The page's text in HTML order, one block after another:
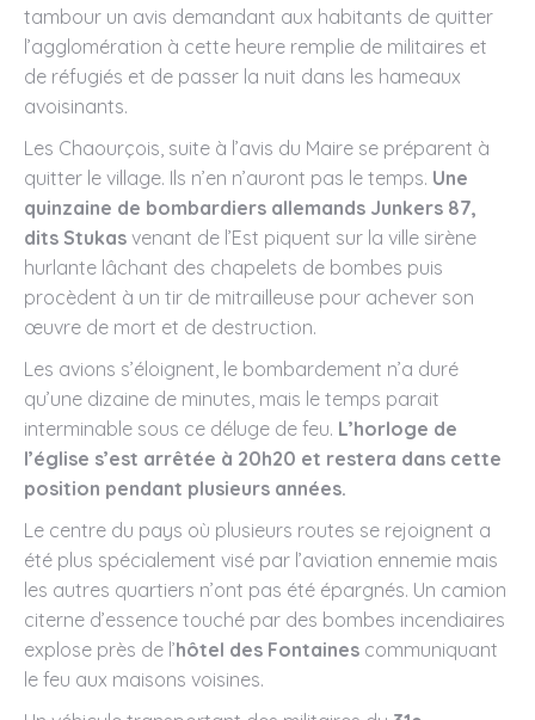
tambour un avis demandant aux habitants de quitter
l’agglomération à cette heure remplie de militaires et
de réfugiés et de passer la nuit dans les hameaux
avoisinants.
Les Chaourçois, suite à l’avis du Maire se préparent à
quitter le village. Ils n’en n’auront pas le temps. Une
quinzaine de bombardiers allemands Junkers 87,
dits Stukas venant de l’Est piquent sur la ville sirène
hurlante lâchant des chapelets de bombes puis
procèdent à un tir de mitrailleuse pour achever son
œuvre de mort et de destruction.
Les avions s’éloignent, le bombardement n’a duré
qu’une dizaine de minutes, mais le temps parait
interminable sous ce déluge de feu. L’horloge de
l’église s’est arrêtée à 20h20 et restera dans cette
position pendant plusieurs années.
Le centre du pays où plusieurs routes se rejoignent a
été plus spécialement visé par l’aviation ennemie mais
les autres quartiers n’ont pas été épargnés. Un camion
citerne d’essence touché par des bombes incendiaires
explose près de l’hôtel des Fontaines communiquant
le feu aux maisons voisines.